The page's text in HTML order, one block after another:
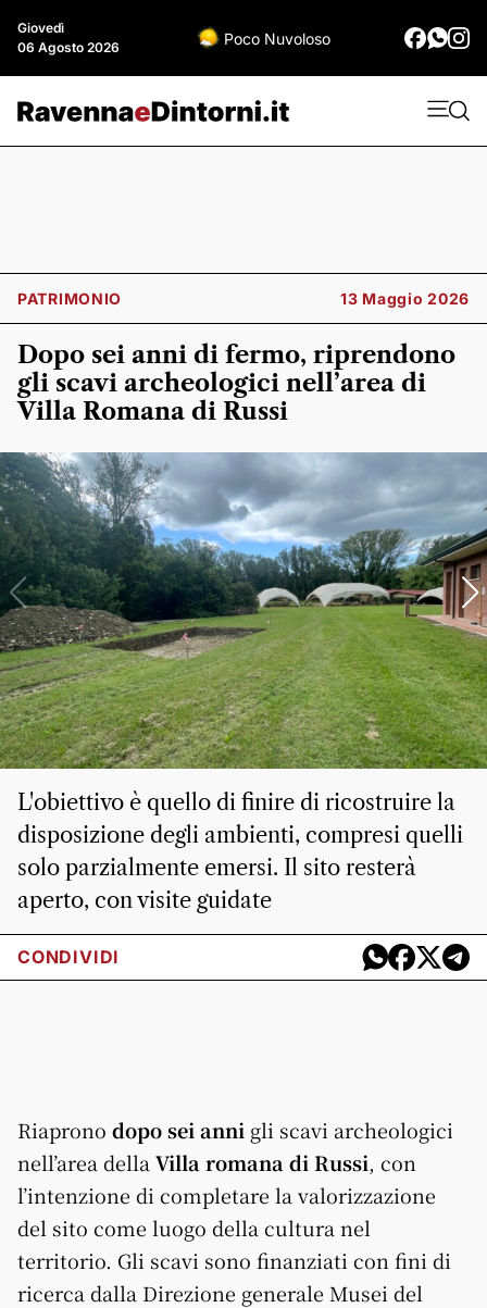
Giovedì
06 Agosto 2026
Poco Nuvoloso
PATRIMONIO 13 Maggio 2026
Dopo sei anni di fermo, riprendono
gli scavi archeologici nell’area di
Villa Romana di Russi
L'obiettivo è quello di finire di ricostruire la
disposizione degli ambienti, compresi quelli
solo parzialmente emersi. Il sito resterà
aperto, con visite guidate
CONDIVIDI
Riaprono dopo sei anni gli scavi archeologici
nell’area della Villa romana di Russi, con
l’intenzione di completare la valorizzazione
del sito come luogo della cultura nel
territorio. Gli scavi sono finanziati con fini di
ricerca dalla Direzione generale Musei del